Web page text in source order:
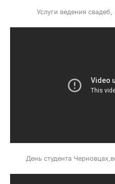
Услуги ведения
День студента